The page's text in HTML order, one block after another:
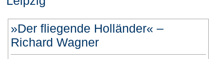
»Der fliegende Holländer« –
Richard Wagner